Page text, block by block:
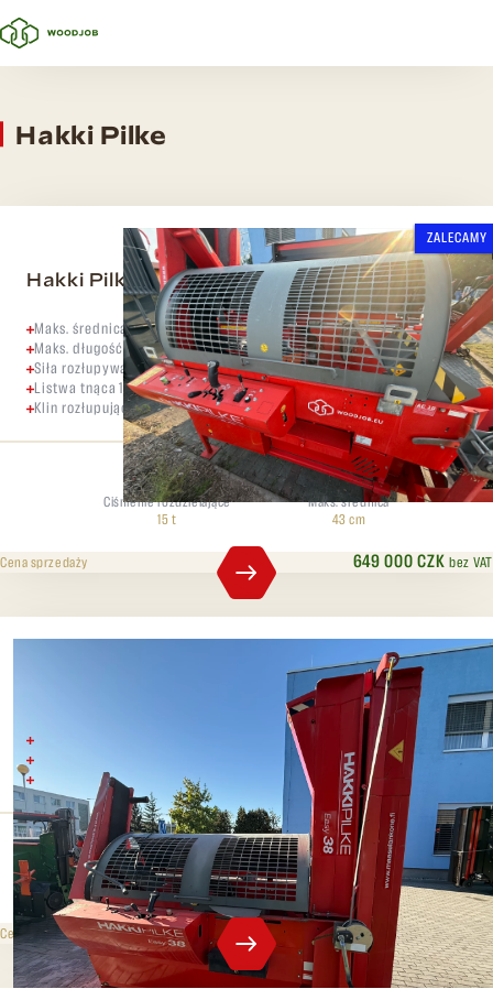
Hakki Pilke
ZALECAMY
Hakki Pilke 43 Pro / Napęd kombi
Maks. średnica kłody 43 cm
Maks. długość polana 60 cm
Siła rozłupywania 15 ton
Listwa tnąca 18”
Klin rozłupujący 6-częściowy
Ciśnienie rozdzielające
15 t
Maks. średnica
43 cm
649 000 CZKbez VAT
Cena sprzedaży
Siła rozłupywania 10 t
Ciśnienie rozdzielające
10 t
Maks. średnica
38 cm
369 000 CZKbez VAT
Cena sprzedaży